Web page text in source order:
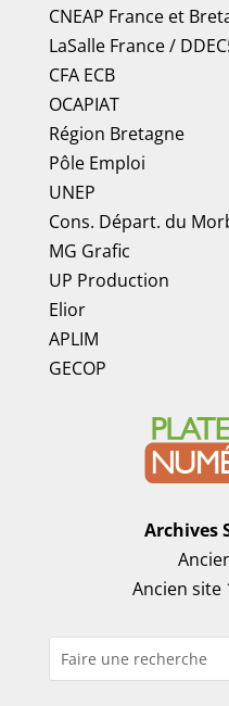
CNEAP Franceet
LaSalle France/
CFA ECB
OCAPIAT
Région Bretagne
Pôle Emploi
UNEP
Cons. Départ. du
MG Grafic
UP Production
Elior
APLIM
GECOP
Archives
Ancien site